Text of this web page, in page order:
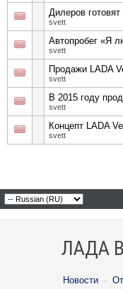
Дилеров
svett
Автопробег «Я
svett
Продажи LADA
svett
В 2015 году
svett
Концепт LADA
svett
ЛАДА
Новости ·